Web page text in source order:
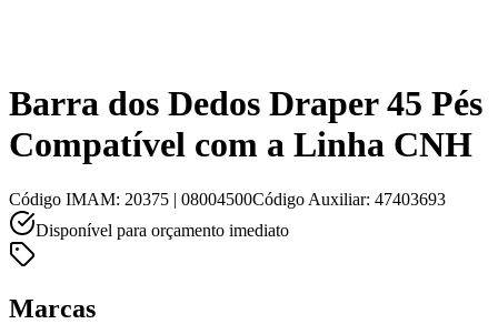
Barra dos Dedos Draper 45 Pés
Compatível com a Linha CNH
Código IMAM: 20375 | 08004500Código Auxiliar: 47403693
Disponível para orçamento imediato
Marcas